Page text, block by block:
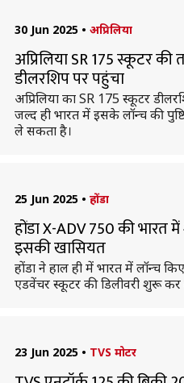
30 Jun 2025 • अप्रिलिया
अप्रिलिया SR 175 स्कूटर
डीलरशिप पर पहुंचा
अप्रिलिया का SR 175 स्कूटर
जल्द ही भारत में इसके लॉन्च की
ले सकता है।
25 Jun 2025 • होंडा
होंडा X-ADV 750 की भारत
इसकी खासियत
होंडा ने हाल ही में भारत में लॉन्च
एडवेंचर स्कूटर की डिलीवरी शुरू कर
23 Jun 2025 • TVS मोटर